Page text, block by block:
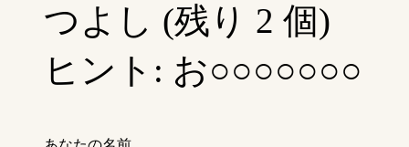
つよし (残り 2 個)
ヒント: お○○○○○○○